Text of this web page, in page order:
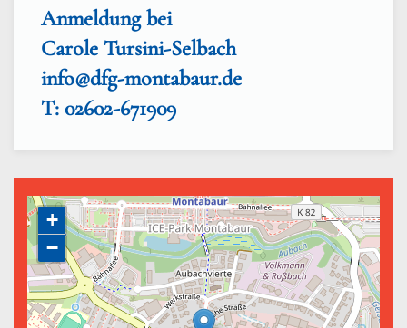
Anmeldung bei
Carole Tursini-Selbach
info@dfg-montabaur.de
T: 02602-671909
+
−